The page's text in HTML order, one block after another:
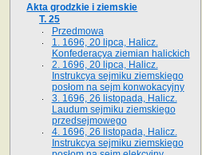
Akta grodzkie i ziemskie
T. 25
Przedmowa
1. 1696, 20 lipca, Halicz.
Konfederacya ziemian halickich
2. 1696, 20 lipca, Halicz.
Instrukcya sejmiku ziemskiego
posłom na sejm konwokacyjny
3. 1696, 26 listopada, Halicz.
Laudum sejmiku ziemskiego
przedsejmowego
4. 1696, 26 listopada, Halicz.
Instrukcya sejmiku ziemskiego